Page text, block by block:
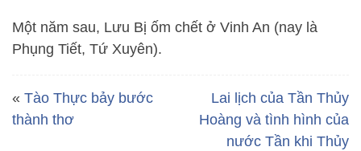
Một năm sau, Lưu Bị ốm chết ở Vinh An (nay là
Phụng Tiết, Tứ Xuyên).
« Tào Thực bảy bước
thành thơ
Lai lịch của Tần Thủy
Hoàng và tình hình của
nước Tần khi Thủy